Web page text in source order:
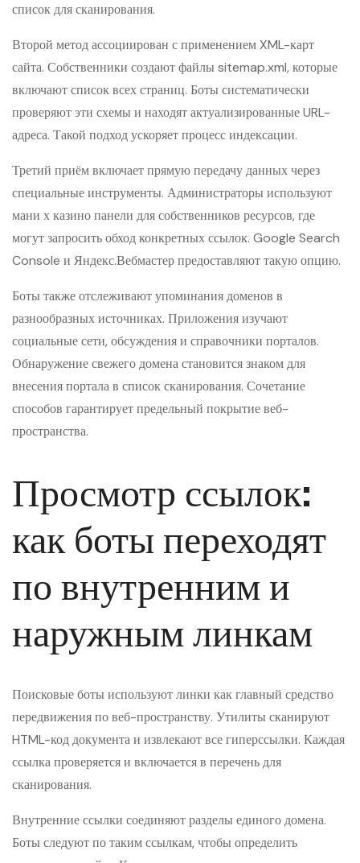
список для сканирования.
Второй метод ассоциирован с применением XML-карт
сайта. Собственники создают файлы sitemap.xml, которые
включают список всех страниц. Боты систематически
проверяют эти схемы и находят актуализированные URL-
адреса. Такой подход ускоряет процесс индексации.
Третий приём включает прямую передачу данных через
специальные инструменты. Администраторы используют
мани х казино панели для собственников ресурсов, где
могут запросить обход конкретных ссылок. Google Search
Console и Яндекс.Вебмастер предоставляют такую опцию.
Боты также отслеживают упоминания доменов в
разнообразных источниках. Приложения изучают
социальные сети, обсуждения и справочники порталов.
Обнаружение свежего домена становится знаком для
внесения портала в список сканирования. Сочетание
способов гарантирует предельный покрытие веб-
пространства.
Просмотр ссылок:
как боты переходят
по внутренним и
наружным линкам
Поисковые боты используют линки как главный средство
передвижения по веб-пространству. Утилиты сканируют
HTML-код документа и извлекают все гиперссылки. Каждая
ссылка проверяется и включается в перечень для
сканирования.
Внутренние ссылки соединяют разделы единого домена.
Боты следуют по таким ссылкам, чтобы определить